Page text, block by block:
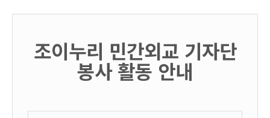
조이누리 민간외교 기자단
봉사 활동 안내